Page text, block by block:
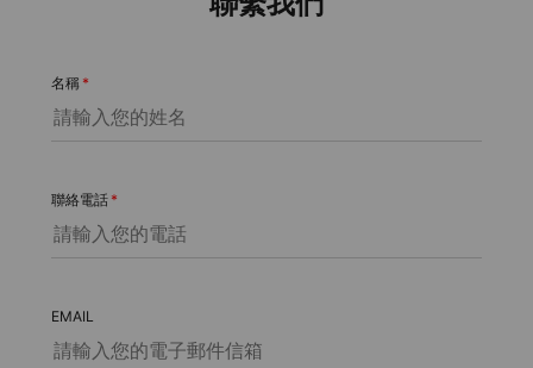
名稱 *
聯絡電話 *
EMAIL